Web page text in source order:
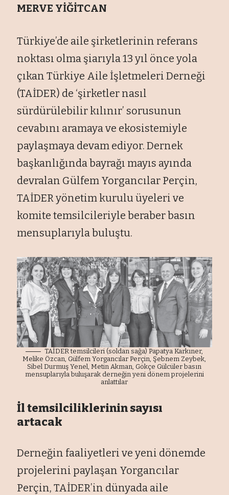
MERVE YİĞİTCAN
Türkiye’de aile şirketlerinin referans
noktası olma şiarıyla 13 yıl önce yola
çıkan Türkiye Aile İşletmeleri Derneği
(TAİDER) de ‘şirketler nasıl
sürdürülebilir kılınır’ sorusunun
cevabını aramaya ve ekosistemiyle
paylaşmaya devam ediyor. Dernek
başkanlığında bayrağı mayıs ayında
devralan Gülfem Yorgancılar Perçin,
TAİDER yönetim kurulu üyeleri ve
komite temsilcileriyle beraber basın
mensuplarıyla buluştu.
TAİDER temsilcileri (soldan sağa) Papatya Karkıner,
Melike Özcan, Gülfem Yorgancılar Perçin, Şebnem Zeybek,
Sibel Durmuş Yenel, Metin Akman, Gökçe Gülcüler basın
mensuplarıyla buluşarak derneğin yeni dönem projelerini
anlattılar
İl temsilciliklerinin sayısı
artacak
Derneğin faaliyetleri ve yeni dönemde
projelerini paylaşan Yorgancılar
Perçin, TAİDER’in dünyada aile